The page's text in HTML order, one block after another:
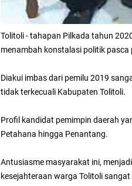
Tolitoli - tahapan Pilkada tahun
menambah konstalasi politik pasca
Diakui imbas dari pemilu 2019
tidak terkecuali Kabupaten Tolitoli.
Profil kandidat pemimpin daerah
Petahana hingga Penantang.
Antusiasme masyarakat ini,
kesejahteraan warga Tolitoli sangat